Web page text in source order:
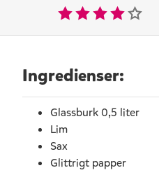
Ingredienser:
Glassburk 0,5 liter
Lim
Sax
Glittrigt papper